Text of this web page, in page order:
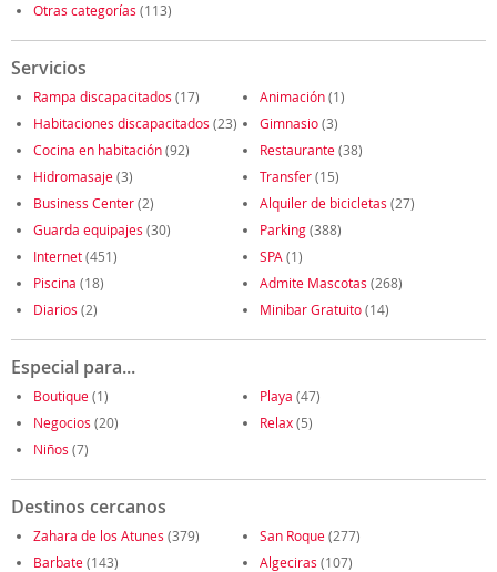
Otras categorías (113)
Servicios
Rampa discapacitados (17) Animación(1)
Habitaciones discapacitados (23) Gimnasio(3)
Cocina en habitación(92) Restaurante(38)
Hidromasaje(3) Transfer(15)
Business Center(2) Alquiler de bicicletas (27)
Guarda equipajes (30) Parking(388)
Internet(451) SPA (1)
Piscina (18) Admite Mascotas (268)
Diarios (2) Minibar Gratuito(14)
Especial para...
Boutique(1) Playa (47)
Negocios (20) Relax(5)
Niños (7)
Destinos cercanos
Zahara de los Atunes (379) San Roque(277)
Barbate(143) Algeciras (107)